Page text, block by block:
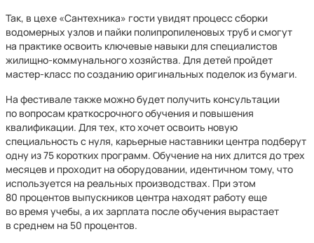
Так, в цехе «Сантехника» гости увидят процесс сборки
водомерных узлов и пайки полипропиленовых труб и смогут
на практике освоить ключевые навыки для специалистов
жилищно-коммунального хозяйства. Для детей пройдет
мастер-класс по созданию оригинальных поделок из бумаги.
На фестивале также можно будет получить консультации
по вопросам краткосрочного обучения и повышения
квалификации. Для тех, кто хочет освоить новую
специальность с нуля, карьерные наставники центра подберут
одну из 75 коротких программ. Обучение на них длится до трех
месяцев и проходит на оборудовании, идентичном тому, что
используется на реальных производствах. При этом
80 процентов выпускников центра находят работу еще
во время учебы, а их зарплата после обучения вырастает
в среднем на 50 процентов.